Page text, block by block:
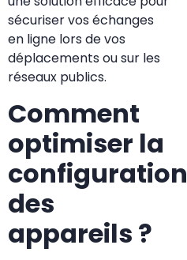
sécuriser vos échanges
en ligne lors de vos
déplacements ou sur les
réseaux publics.
Comment
optimiser la
configuration
des
appareils ?